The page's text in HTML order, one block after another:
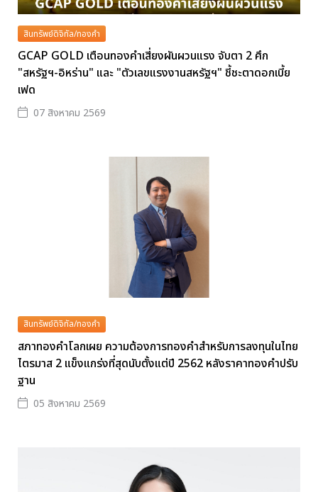
สินทรัพย์ดิจิทัล/ทองคำ
GCAP GOLD เตือนทองคำเสี่ยงผันผวนแรง จับตา 2 ศึก
"สหรัฐฯ-อิหร่าน" และ "ตัวเลขแรงงานสหรัฐฯ" ชี้ชะตาดอกเบี้ย
เฟด
07 สิงหาคม 2569
สินทรัพย์ดิจิทัล/ทองคำ
สภาทองคำโลกเผย ความต้องการทองคำสำหรับการลงทุนในไทย
ไตรมาส 2 แข็งแกร่งที่สุดนับตั้งแต่ปี 2562 หลังราคาทองคำปรับ
ฐาน
05 สิงหาคม 2569